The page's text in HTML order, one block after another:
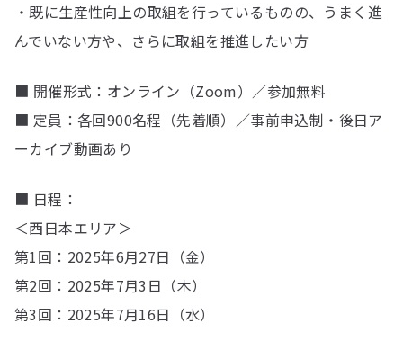
・既に生産性向上の取組を行っているものの、うまく進
んでいない方や、さらに取組を推進したい方
■ 開催形式：オンライン（Zoom）／参加無料
■ 定員：各回900名程（先着順）／事前申込制・後日ア
ーカイブ動画あり
■ 日程：
＜西日本エリア＞
第1回：2025年6月27日（金）
第2回：2025年7月3日（木）
第3回：2025年7月16日（水）